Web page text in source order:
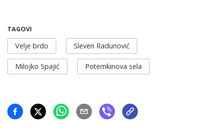
TAGOVI
Velje brdo Sleven Radunović
Milojko Spajić Potemkinova sela